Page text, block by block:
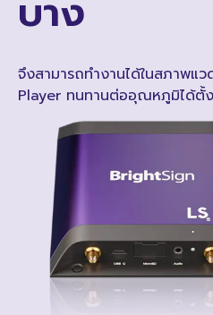
บาง
จึงสามารถทำงานได้ในสภาพแ
Player ทนทานต่ออุณหภูมิได้ตั้